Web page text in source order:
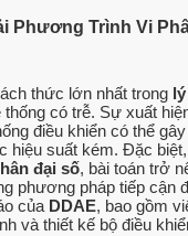
Phương Trình Vi
thức lớn nhất trong
thống có trễ. Sự xuất
điều khiển có thể
hiệu suất kém. Đặc
đại số, bài toán trở
phương pháp tiếp cận
của DDAE, bao gồm
và thiết kế bộ điều